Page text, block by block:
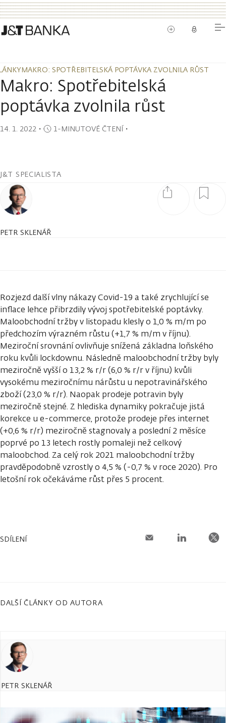
MAKRO: SPOTŘEBITELSKÁ POPTÁVKA ZVOLNILA RŮST
MAKRO: SPOTŘEBITELSKÁ POPTÁVKA ZVOLNILA RŮST
Makro: Spotřebitelská
poptávka zvolnila růst
14. 1. 2022 ・ 1-MINUTOVÉ ČTENÍ・
J&T SPECIALISTA
PETR SKLENÁŘ
Rozjezd další vlny nákazy Covid-19 a také zrychlující se
inflace lehce přibrzdily vývoj spotřebitelské poptávky.
Maloobchodní tržby v listopadu klesly o 1,0 % m/m po
předchozím výrazném růstu (+1,7 % m/m v říjnu).
Meziroční srovnání ovlivňuje snížená základna loňského
roku kvůli lockdownu. Následně maloobchodní tržby byly
meziročně vyšší o 13,2 % r/r (6,0 % r/r v říjnu) kvůli
vysokému meziročnímu nárůstu u nepotravinářského
zboží (23,0 % r/r). Naopak prodeje potravin byly
meziročně stejné. Z hlediska dynamiky pokračuje jistá
korekce u e-commerce, protože prodeje přes internet
(+0,6 % r/r) meziročně stagnovaly a poslední 2 měsíce
poprvé po 13 letech rostly pomaleji než celkový
maloobchod. Za celý rok 2021 maloobchodní tržby
pravděpodobně vzrostly o 4,5 % (-0,7 % v roce 2020). Pro
letošní rok očekáváme růst přes 5 procent.
SDÍLENÍ
DALŠÍ ČLÁNKY OD AUTORA
PETR SKLENÁŘ